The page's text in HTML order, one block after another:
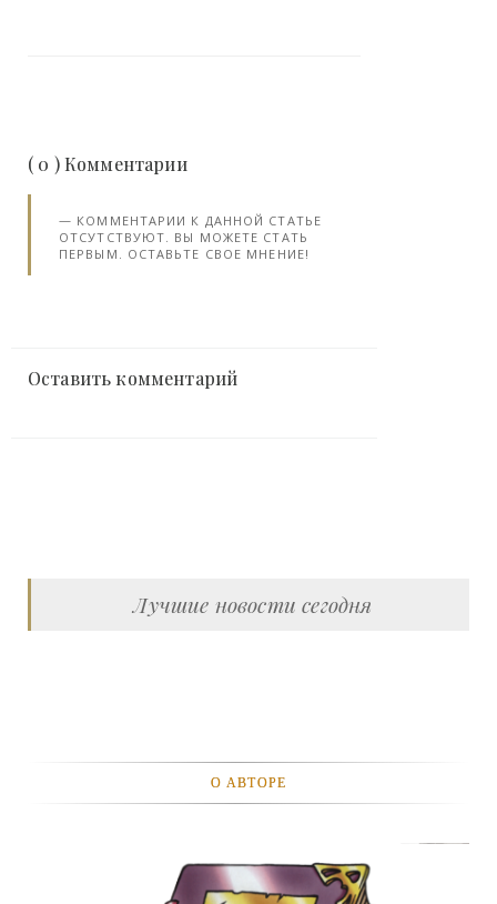
( 0 ) Комментарии
КОММЕНТАРИИ К ДАННОЙ СТАТЬЕ
ОТСУТСТВУЮТ. ВЫ МОЖЕТЕ СТАТЬ
ПЕРВЫМ. ОСТАВЬТЕ СВОЕ МНЕНИЕ!
Оставить комментарий
Лучшие новости сегодня
О АВТОРЕ